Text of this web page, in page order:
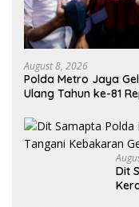
August 8, 2026
Polda Metro Jaya
Ulang Tahun ke-81
Dit